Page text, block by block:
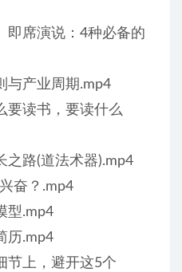
即席演说：4种必备的
与产业周期.mp4
要读书，要读什么
之路(道法术器).mp4
奋？.mp4
型.mp4
历.mp4
节上，避开这5个